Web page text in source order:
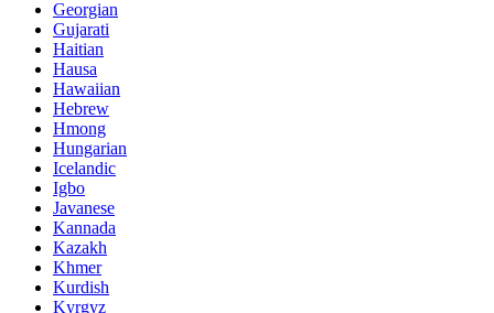
Georgian
Gujarati
Haitian
Hausa
Hawaiian
Hebrew
Hmong
Hungarian
Icelandic
Igbo
Javanese
Kannada
Kazakh
Khmer
Kurdish
Kyrgyz